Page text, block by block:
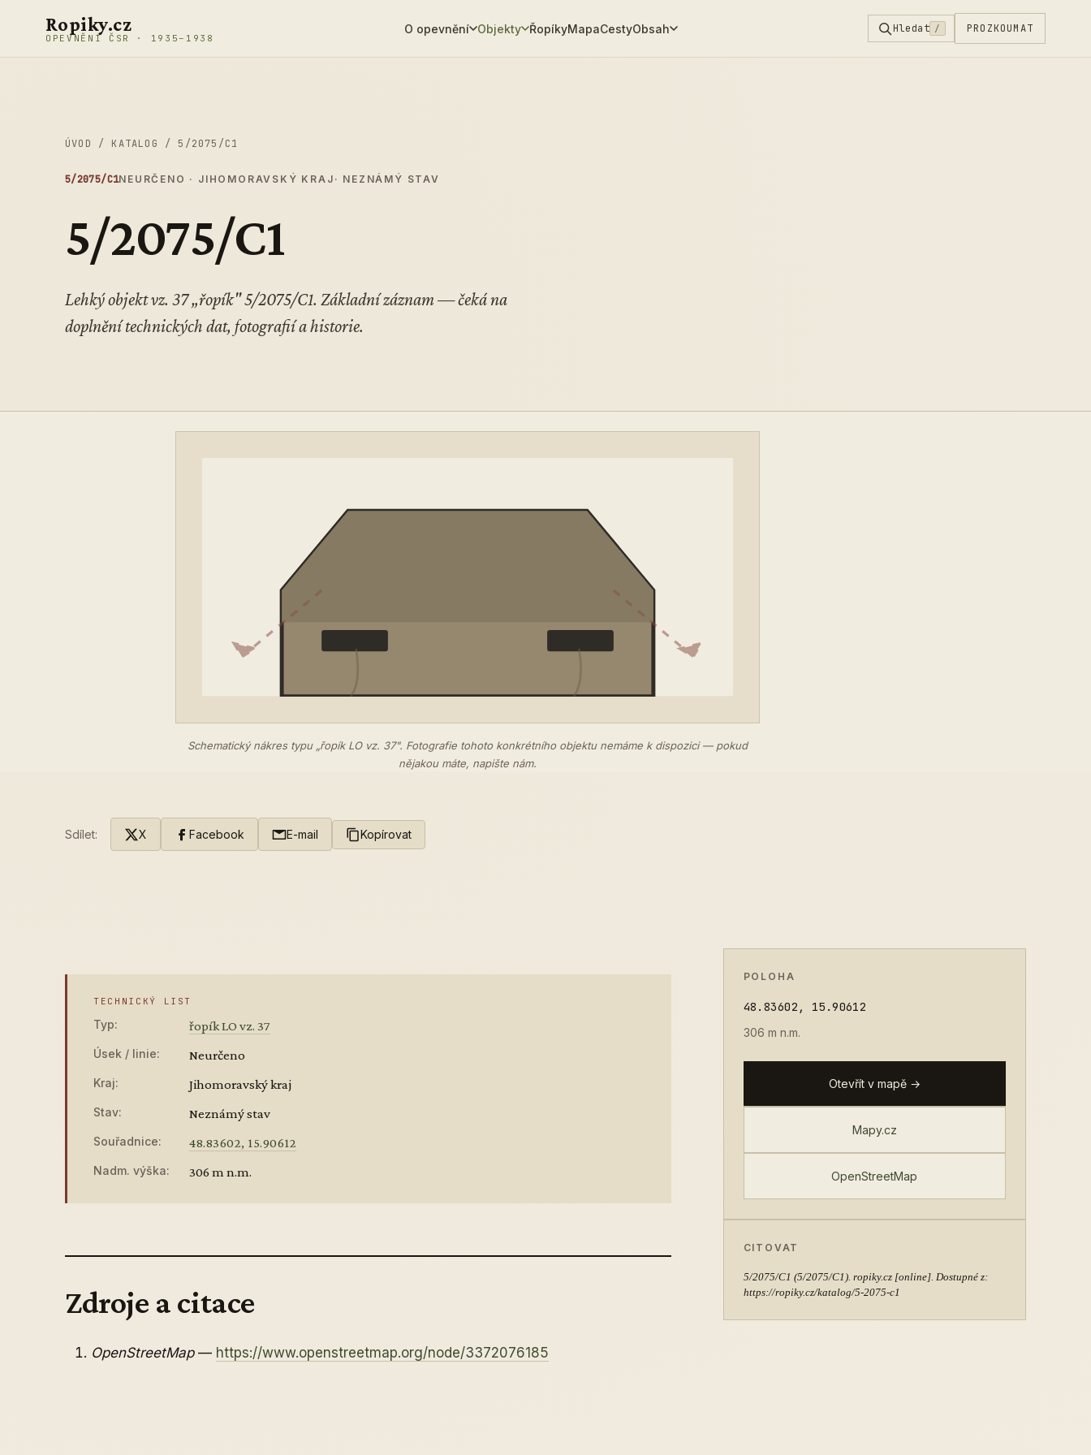
Ropiky.cz
OPEVNĚNÍ ČSR · 1935–1938
O opevnění Objekty ŘopíkyMapaCestyObsah Hledat / PROZKOUMAT
ÚVOD / KATALOG / 5/2075/C1
5/2075/C1NEURČENO · JIHOMORAVSKÝ KRAJ · NEZNÁMÝ STAV
5/2075/C1
Lehký objekt vz. 37 „řopík" 5/2075/C1. Základní záznam — čeká na
doplnění technických dat, fotografií a historie.
Schematický nákres typu „řopík LO vz. 37". Fotografie tohoto konkrétního objektu nemáme k dispozici — pokud
nějakou máte, napište nám.
Sdílet: X Facebook E-mail Kopírovat
TECHNICKÝ LIST
Typ: řopík LO vz. 37
Úsek / linie: Neurčeno
Kraj: Jihomoravský kraj
Stav: Neznámý stav
Souřadnice: 48.83602, 15.90612
Nadm. výška: 306 m n.m.
Zdroje a citace
OpenStreetMap— https://www.openstreetmap.org/node/3372076185
POLOHA
48.83602, 15.90612
306 m n.m.
Otevřít v mapě →
Mapy.cz
OpenStreetMap
CITOVAT
5/2075/C1 (5/2075/C1). ropiky.cz [online]. Dostupné z:
https://ropiky.cz/katalog/5-2075-c1